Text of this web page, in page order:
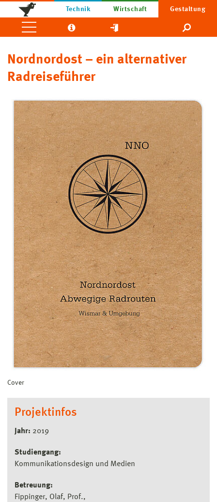
Technik Wirtschaft Gestaltung
Nordnordost – ein alternativer
Radreiseführer
Cover
Projektinfos
Jahr: 2019
Studiengang:
Kommunikationsdesign und Medien
Betreuung:
Fippinger, Olaf, Prof.